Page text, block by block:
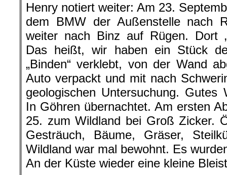
Henry notiert weiter: Am 23.
dem BMW der Außenstelle nach
weiter nach Binz auf Rügen. Dort
Das heißt, wir haben ein Stück
„Binden“ verklebt, von der Wand
Auto verpackt und mit nach
geologischen Untersuchung. Gutes
In Göhren übernachtet. Am ersten
25. zum Wildland bei Groß Zicker.
Gesträuch, Bäume, Gräser,
Wildland war mal bewohnt. Es
An der Küste wieder eine kleine